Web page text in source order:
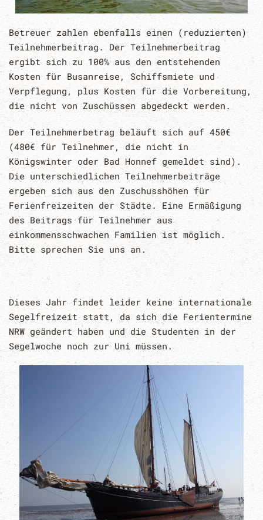
Betreuer zahlen ebenfalls einen (reduzierten)
Teilnehmerbeitrag. Der Teilnehmerbeitrag
ergibt sich zu 100% aus den entstehenden
Kosten für Busanreise, Schiffsmiete und
Verpflegung, plus Kosten für die Vorbereitung,
die nicht von Zuschüssen abgedeckt werden.
Der Teilnehmerbetrag beläuft sich auf 450€
(480€ für Teilnehmer, die nicht in
Königswinter oder Bad Honnef gemeldet sind).
Die unterschiedlichen Teilnehmerbeiträge
ergeben sich aus den Zuschusshöhen für
Ferienfreizeiten der Städte. Eine Ermäßigung
des Beitrags für Teilnehmer aus
einkommensschwachen Familien ist möglich.
Bitte sprechen Sie uns an.
Dieses Jahr findet leider keine internationale
Segelfreizeit statt, da sich die Ferientermine
NRW geändert haben und die Studenten in der
Segelwoche noch zur Uni müssen.